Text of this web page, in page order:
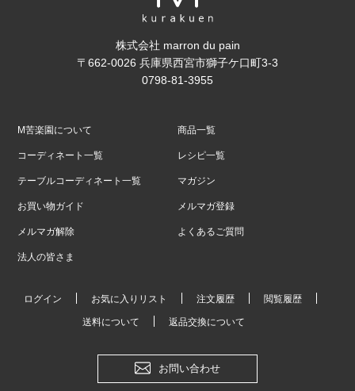
株式会社 marron du pain
〒662-0026 兵庫県西宮市獅子ケ口町3-3
0798-81-3955
M苦楽園について 商品一覧
コーディネート一覧 レシピ一覧
テーブルコーディネート一覧 マガジン
お買い物ガイド メルマガ登録
メルマガ解除 よくあるご質問
法人の皆さま
ログイン お気に入りリスト 注文履歴 閲覧履歴
送料について 返品交換について
お問い合わせ